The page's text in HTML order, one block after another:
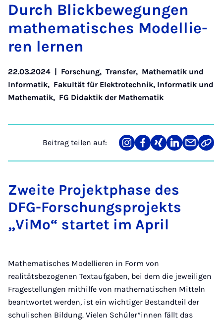
Durch Blick­be­we­gun­gen
ma­the­ma­ti­sches Mo­del­lie­
ren ler­nen
22.03.2024 | Forschung, Transfer, Mathematik und
Informatik, Fakultät für Elektrotechnik, Informatik und
Mathematik, FG Didaktik der Mathematik
Beitrag teilen auf:
Teilen
auf
Teilen
auf
Teilen
auf
Teilen
auf
Teilen
über
Link
Zweite Projektphase des
DFG-Forschungsprojekts
„ViMo“ startet im April
Mathematisches Modellieren in Form von
realitätsbezogenen Textaufgaben, bei dem die jeweiligen
Fragestellungen mithilfe von mathematischen Mitteln
beantwortet werden, ist ein wichtiger Bestandteil der
schulischen Bildung. Vielen Schüler*innen fällt das